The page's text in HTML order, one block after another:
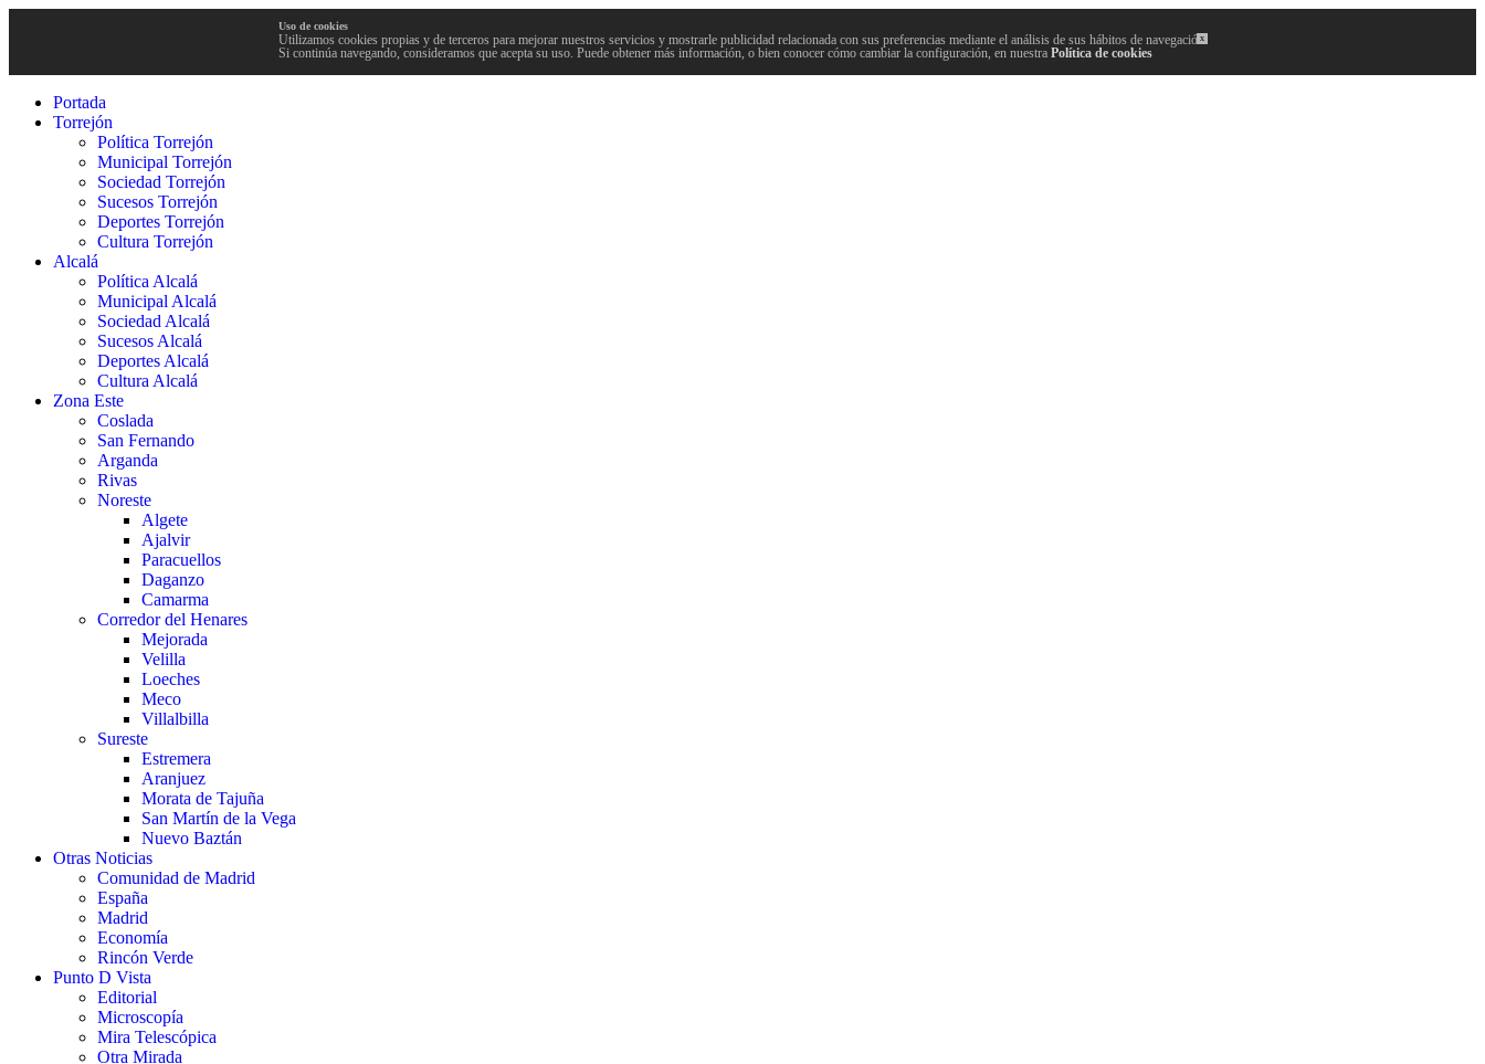
x
Uso de cookies
Utilizamos cookies propias y de terceros para mejorar nuestros servicios y mostrarle publicidad relacionada con sus preferencias mediante el análisis de sus hábitos de navegación.
Si continúa navegando, consideramos que acepta su uso. Puede obtener más información, o bien conocer cómo cambiar la configuración, en nuestra Política de cookies
Portada
Torrejón
Política Torrejón
Municipal Torrejón
Sociedad Torrejón
Sucesos Torrejón
Deportes Torrejón
Cultura Torrejón
Alcalá
Política Alcalá
Municipal Alcalá
Sociedad Alcalá
Sucesos Alcalá
Deportes Alcalá
Cultura Alcalá
Zona Este
Coslada
San Fernando
Arganda
Rivas
Noreste
Algete
Ajalvir
Paracuellos
Daganzo
Camarma
Corredor del Henares
Mejorada
Velilla
Loeches
Meco
Villalbilla
Sureste
Estremera
Aranjuez
Morata de Tajuña
San Martín de la Vega
Nuevo Baztán
Otras Noticias
Comunidad de Madrid
España
Madrid
Economía
Rincón Verde
Punto D Vista
Editorial
Microscopía
Mira Telescópica
Otra Mirada